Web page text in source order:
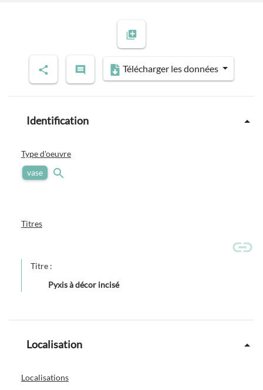
Télécharger les données
Identification
Type d'oeuvre
vase
Titres
Titre :
Pyxis à décor incisé
Localisation
Localisations